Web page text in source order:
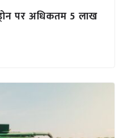
पर अधिकतम 5 लाख